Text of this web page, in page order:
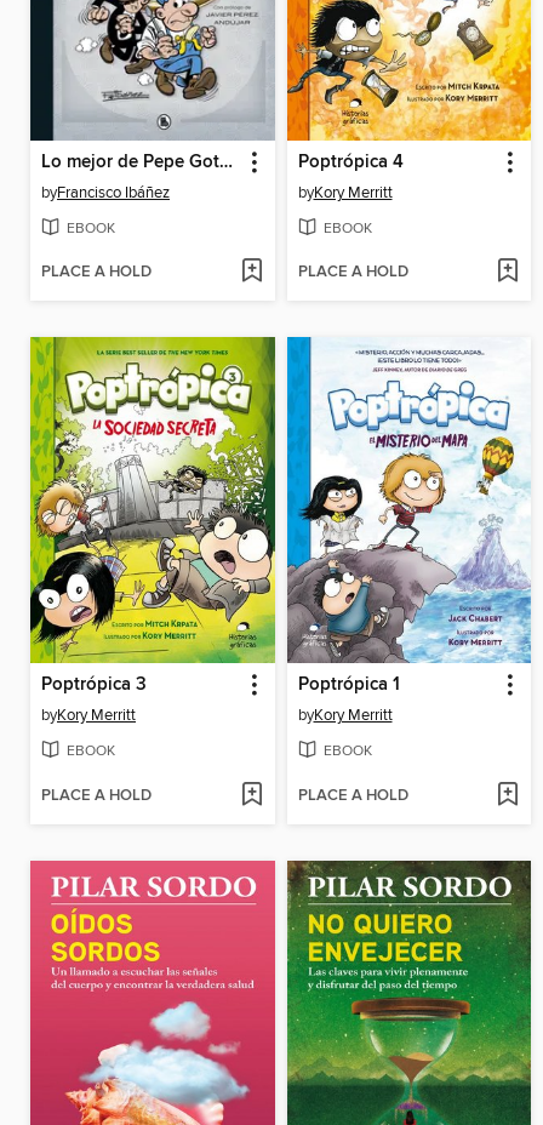
Lo mejor de Pepe Gotera y Otilio
byFrancisco Ibáñez
EBOOK
PLACE A HOLD
Poptrópica 4
byKory Merritt
EBOOK
PLACE A HOLD
Poptrópica 3
byKory Merritt
EBOOK
PLACE A HOLD
Poptrópica 1
byKory Merritt
EBOOK
PLACE A HOLD